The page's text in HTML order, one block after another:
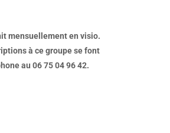
mensuellement en visio.
à ce groupe se font
au 06 75 04 96 42.